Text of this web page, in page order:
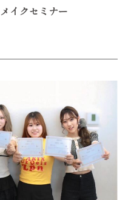
イクセミナー